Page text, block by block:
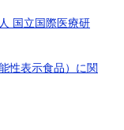
国立国際医療研
性表示食品）に関